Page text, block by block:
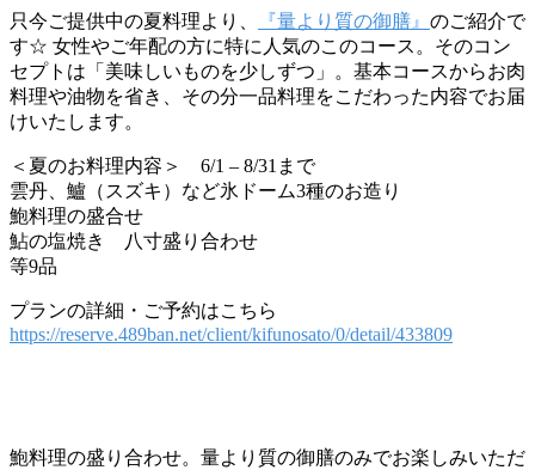
只今ご提供中の夏料理より、 『量より質の御膳』 のご紹介で
す☆ 女性やご年配の方に特に人気のこのコース。そのコン
セプトは「美味しいものを少しずつ」。基本コースからお肉
料理や油物を省き、その分一品料理をこだわった内容でお届
けいたします。
＜夏のお料理内容＞ 6/1 – 8/31まで
雲丹、鱸（スズキ）など氷ドーム3種のお造り
鮑料理の盛合せ
鮎の塩焼き 八寸盛り合わせ
等9品
プランの詳細・ご予約はこちら
https://reserve.489ban.net/client/kifunosato/0/detail/433809
鮑料理の盛り合わせ。量より質の御膳のみでお楽しみいただ